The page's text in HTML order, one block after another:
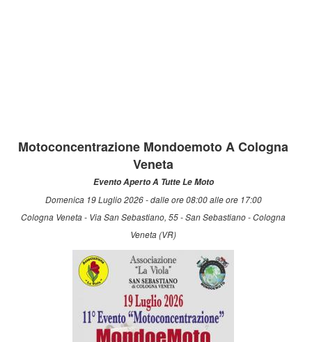
Motoconcentrazione Mondoemoto A Cologna
Veneta
Evento Aperto A Tutte Le Moto
Domenica 19 Luglio 2026 - dalle ore 08:00 alle ore 17:00
Cologna Veneta - Via San Sebastiano, 55 - San Sebastiano - Cologna
Veneta (VR)